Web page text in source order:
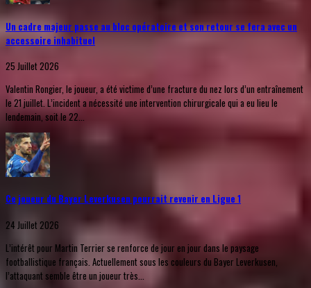
Un cadre majeur passe au bloc opératoire et son retour se fera avec un
accessoire inhabituel
25 Juillet 2026
Valentin Rongier, le joueur, a été victime d’une fracture du nez lors d’un entraînement
le 21 juillet. L’incident a nécessité une intervention chirurgicale qui a eu lieu le
lendemain, soit le 22...
Ce joueur du Bayer Leverkusen pourrait revenir en Ligue 1
24 Juillet 2026
L’intérêt pour Martin Terrier se renforce de jour en jour dans le paysage
footballistique français. Actuellement sous les couleurs du Bayer Leverkusen,
l’attaquant semble être un joueur très...